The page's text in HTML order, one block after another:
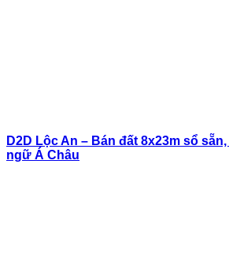
D2D Lộc An – Bán đất 8x23m sổ
ngữ Á Châu